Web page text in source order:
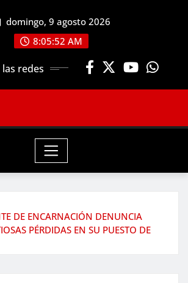
domingo, 9 agosto 2026
8:05:54 AM
redes
DE ENCARNACIÓN DENUNCIA
PÉRDIDAS EN SU PUESTO DE